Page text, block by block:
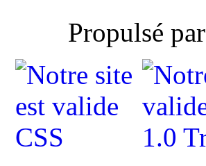
Propulsé par